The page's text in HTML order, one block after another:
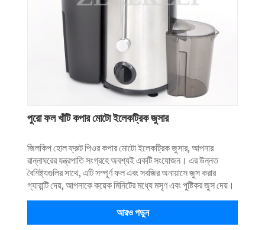
পুরো ফল খাঁটি কপার মোটো ইলেকট্রিক জুসার
জিলকিপ হোল ফ্রুট পিওর কপার মোটো ইলেকট্রিক জুসার, আপনার
রান্নাঘরের যন্ত্রপাতি সংগ্রহে অবশ্যই একটি সংযোজন। এর উন্নত
বৈশিষ্ট্যগুলির সাথে, এটি সম্পূর্ণ ফল এবং সবজির অনায়াসে জুস করার
গ্যারান্টি দেয়, আপনাকে কয়েক মিনিটের মধ্যে মসৃণ এবং পুষ্টিকর জুস দেয়।
আরও পড়ুন